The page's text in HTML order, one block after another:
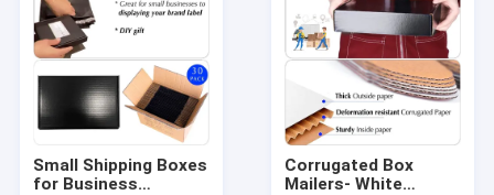
Small Shipping Boxes
for Business
Corrugated Box
Mailers- White